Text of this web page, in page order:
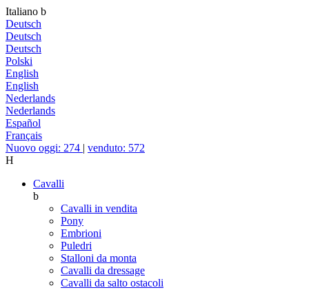
Italiano b
Deutsch
Deutsch
Deutsch
Polski
English
English
Nederlands
Nederlands
Español
Français
Nuovo oggi: 274 | venduto: 572
H
Cavalli
b
Cavalli in vendita
Pony
Embrioni
Puledri
Stalloni da monta
Cavalli da dressage
Cavalli da salto ostacoli